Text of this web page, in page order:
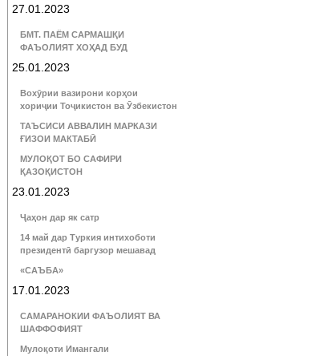
27.01.2023
БМТ. ПАЁМ САРМАШҚИ
ФАЪОЛИЯТ ХОҲАД БУД
25.01.2023
Вохӯрии вазирони корҳои
хориҷии Тоҷикистон ва Ӯзбекистон
ТАЪСИСИ АВВАЛИН МАРКАЗИ
ҒИЗОИ МАКТАБӢ
МУЛОҚОТ БО САФИРИ
ҚАЗОҚИСТОН
23.01.2023
Ҷаҳон дар як сатр
14 май дар Туркия интихоботи
президентӣ баргузор мешавад
«САЪБА»
17.01.2023
САМАРАНОКИИ ФАЪОЛИЯТ ВА
ШАФФОФИЯТ
Мулоқоти Имангали